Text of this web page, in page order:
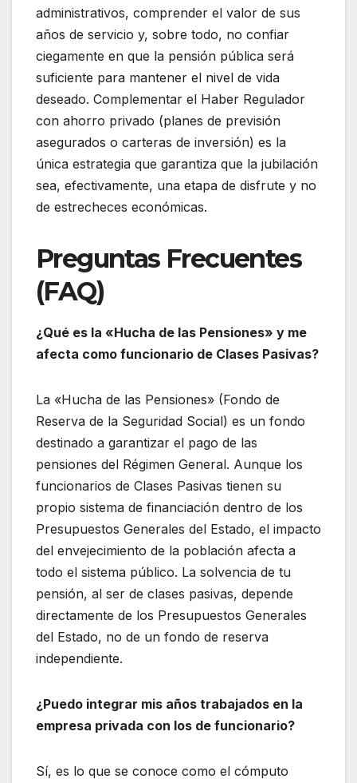
administrativos, comprender el valor de sus
años de servicio y, sobre todo, no confiar
ciegamente en que la pensión pública será
suficiente para mantener el nivel de vida
deseado. Complementar el Haber Regulador
con ahorro privado (planes de previsión
asegurados o carteras de inversión) es la
única estrategia que garantiza que la jubilación
sea, efectivamente, una etapa de disfrute y no
de estrecheces económicas.
Preguntas Frecuentes
(FAQ)
¿Qué es la «Hucha de las Pensiones» y me
afecta como funcionario de Clases Pasivas?
La «Hucha de las Pensiones» (Fondo de
Reserva de la Seguridad Social) es un fondo
destinado a garantizar el pago de las
pensiones del Régimen General. Aunque los
funcionarios de Clases Pasivas tienen su
propio sistema de financiación dentro de los
Presupuestos Generales del Estado, el impacto
del envejecimiento de la población afecta a
todo el sistema público. La solvencia de tu
pensión, al ser de clases pasivas, depende
directamente de los Presupuestos Generales
del Estado, no de un fondo de reserva
independiente.
¿Puedo integrar mis años trabajados en la
empresa privada con los de funcionario?
Sí, es lo que se conoce como el cómputo